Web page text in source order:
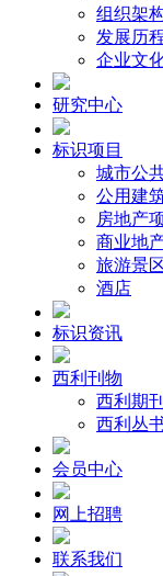
组织架
发展历
企业文
研究中心
标识项目
城市公
公用建
房地产
商业地
旅游景
酒店
标识资讯
西利刊物
西利期刊
西利丛
会员中心
网上招聘
联系我们